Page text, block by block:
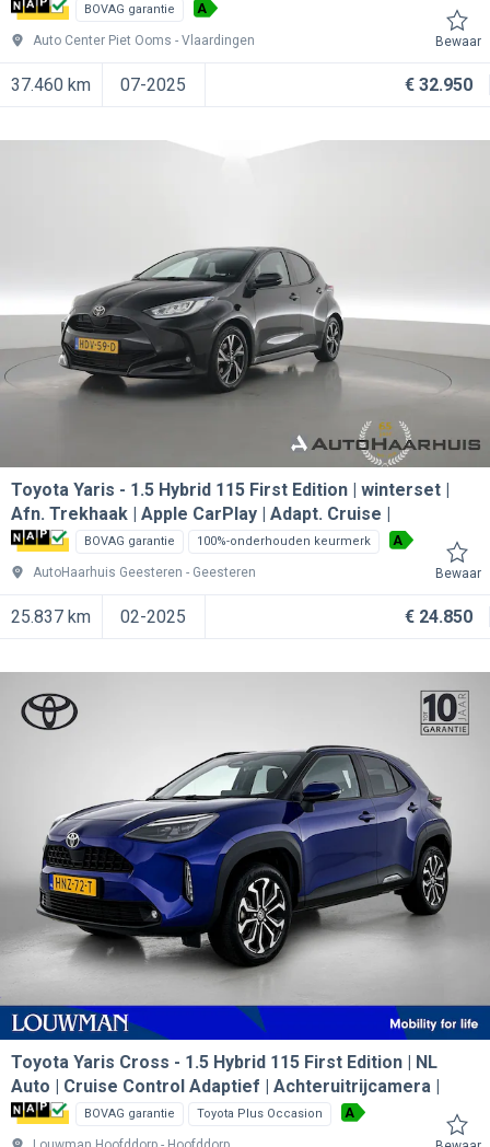
BOVAG garantie A
Auto Center Piet Ooms Vlaardingen Bewaar
37.460 km 07-2025 € 32.950
Toyota Yaris
1.5 Hybrid 115 First Edition | winterset |
Afn. Trekhaak | Apple CarPlay | Adapt. Cruise |
BOVAG garantie 100%-onderhouden keurmerk A
AutoHaarhuis Geesteren Geesteren Bewaar
25.837 km 02-2025 € 24.850
Toyota Yaris Cross
1.5 Hybrid 115 First Edition | NL
Auto | Cruise Control Adaptief | Achteruitrijcamera |
BOVAG garantie Toyota Plus Occasion A